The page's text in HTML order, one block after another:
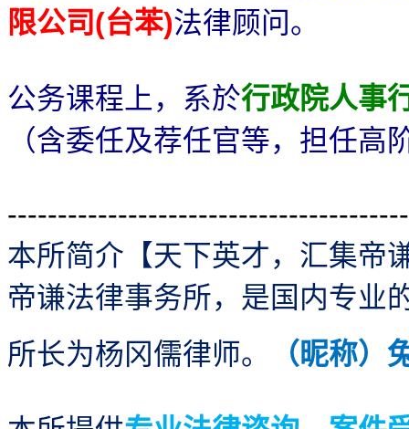
限公司(台苯)法律顾问。
公务课程上，系於行政院人事
（含委任及荐任官等，担任
本所简介【天下英才，汇集帝
帝谦法律事务所，是国内专业
所长为杨冈儒律师。
（昵称）